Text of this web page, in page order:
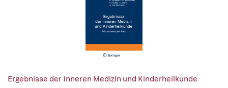
Ergebnisse der Inneren Medizin und Kinderheilkunde